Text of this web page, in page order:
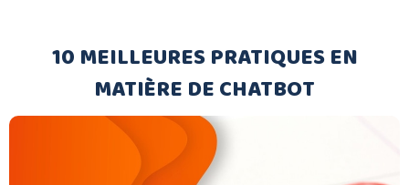
10 MEILLEURES PRATIQUES EN
MATIÈRE DE CHATBOT